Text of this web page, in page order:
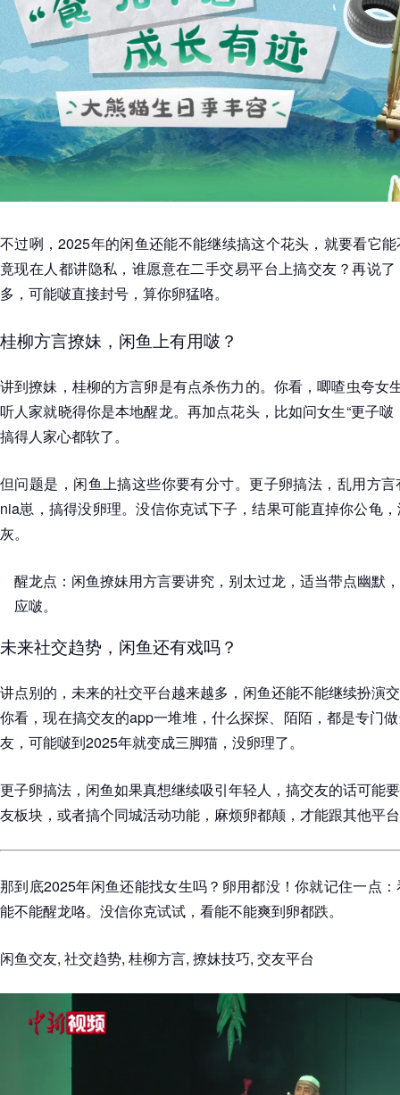
不过咧，2025年的闲鱼还能不能继续搞这个花头，就要看它
竟现在人都讲隐私，谁愿意在二手交易平台上搞交友？再说
多，可能啵直接封号，算你卵猛咯。
桂柳方言撩妹，闲鱼上有用啵？
讲到撩妹，桂柳的方言卵是有点杀伤力的。你看，唧喳虫夸女
听人家就晓得你是本地醒龙。再加点花头，比如问女生“更子
搞得人家心都软了。
但问题是，闲鱼上搞这些你要有分寸。更子卵搞法，乱用方
nia崽，搞得没卵理。没信你克试下子，结果可能直掉你公龟
灰。
醒龙点：闲鱼撩妹用方言要讲究，别太过龙，适当带点幽默
应啵。
未来社交趋势，闲鱼还有戏吗？
讲点别的，未来的社交平台越来越多，闲鱼还能不能继续扮演
你看，现在搞交友的app一堆堆，什么探探、陌陌，都是专门
友，可能啵到2025年就变成三脚猫，没卵理了。
更子卵搞法，闲鱼如果真想继续吸引年轻人，搞交友的话可能
友板块，或者搞个同城活动功能，麻烦卵都颠，才能跟其他平
那到底2025年闲鱼还能找女生吗？卵用都没！你就记住一点
能不能醒龙咯。没信你克试试，看能不能爽到卵都跌。
闲鱼交友, 社交趋势, 桂柳方言, 撩妹技巧, 交友平台